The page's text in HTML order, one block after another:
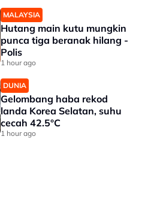
MALAYSIA
Hutang main kutu mungkin
punca tiga beranak hilang -
Polis
1 hour ago
DUNIA
Gelombang haba rekod
landa Korea Selatan, suhu
cecah 42.5°C
1 hour ago